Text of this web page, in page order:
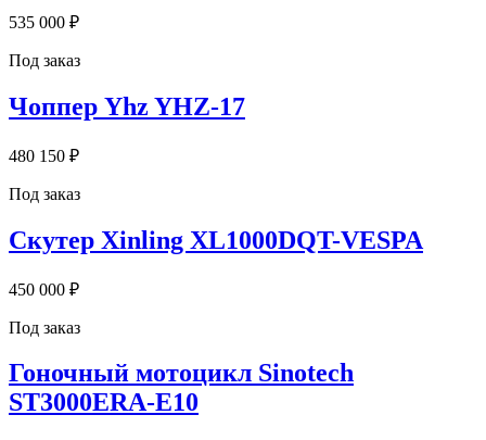
535 000 ₽
Под заказ
Чоппер Yhz YHZ-17
480 150 ₽
Под заказ
Скутер Xinling XL1000DQT-VESPA
450 000 ₽
Под заказ
Гоночный мотоцикл Sinotech
ST3000ERA-E10